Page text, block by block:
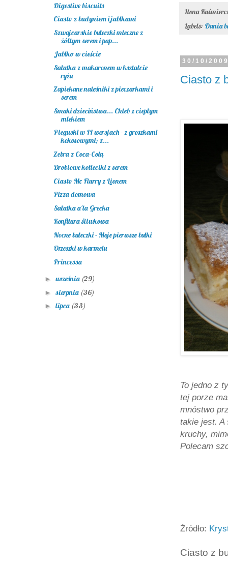
Ilona
Labels: Dania
30/10/
Ciasto z
To jedno z
tej porze
mnóstwo
takie jest. A
kruchy,
Polecam
Źródło:
Ciasto z
Digestive biscuits
Ciasto z budyniem i jabłkami
Szwajcarskie bułeczki mleczne z
żółtym serem i pap...
Jabłko w cieście
Sałatka z makaronem w kształcie
ryżu
Zapiekane naleśniki z pieczarkami i
serem
Smaki dzieciństwa... Chleb z ciepłym
mlekiem
Pieguski w II wersjach - z groszkami
kokosowymi; z...
Zebra z Coca-Colą
Drobiowe kotleciki z serem
Ciasto Mc Flurry z Lionem
Pizza domowa
Sałatka a'la Grecka
Konfitura śliwkowa
Nocne bułeczki - Moje pierwsze bułki
Orzeszki w karmelu
Princessa
► września (29)
► sierpnia (36)
► lipca (33)